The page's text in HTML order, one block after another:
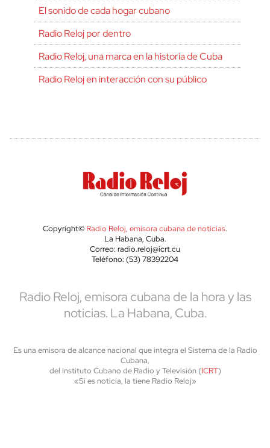
El sonido de cada hogar cubano
Radio Reloj por dentro
Radio Reloj, una marca en la historia de Cuba
Radio Reloj en interacción con su público
Copyright© Radio Reloj, emisora cubana de noticias.
La Habana, Cuba.
Correo: radio.reloj@icrt.cu
Teléfono: (53) 78392204
Radio Reloj, emisora cubana de la hora y las
noticias. La Habana, Cuba.
Es una emisora de alcance nacional que integra el Sistema de la Radio
Cubana,
del Instituto Cubano de Radio y Televisión (ICRT)
«Si es noticia, la tiene Radio Reloj»